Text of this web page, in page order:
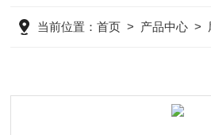
当前位置：首页 > 产品中心 >